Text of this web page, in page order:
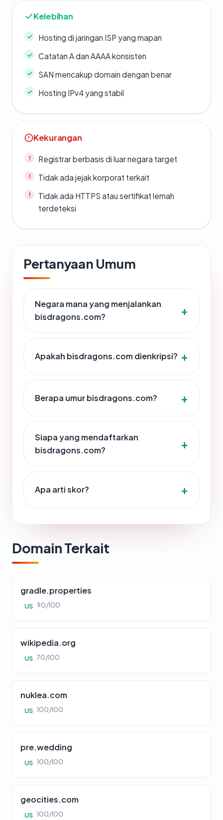
Kelebihan
Hosting di jaringan ISP yang mapan
Catatan A dan AAAA konsisten
SAN mencakup domain dengan benar
Hosting IPv4 yang stabil
Kekurangan
Registrar berbasis di luar negara target
Tidak ada jejak korporat terkait
Tidak ada HTTPS atau sertifikat lemah
terdeteksi
Pertanyaan Umum
Negara mana yang menjalankan
bisdragons.com?
Apakah bisdragons.com dienkripsi?
Berapa umur bisdragons.com?
Siapa yang mendaftarkan
bisdragons.com?
Apa arti skor?
Domain Terkait
gradle.properties
US 90/100
wikipedia.org
US 70/100
nuklea.com
US 100/100
pre.wedding
US 100/100
geocities.com
US 100/100